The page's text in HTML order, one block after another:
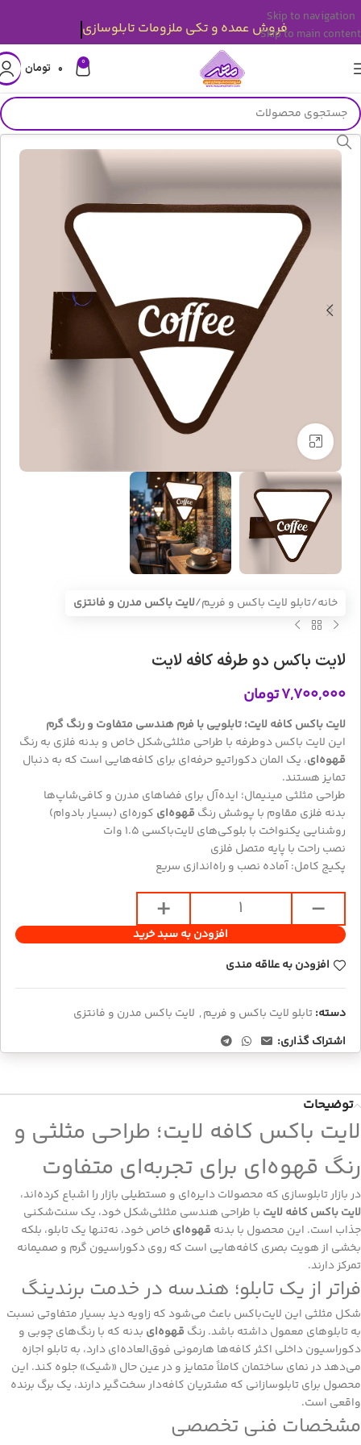
Skip to navigation
Skip to main content
0 ۰ تومان
بزرگنمایی تصویر
خانه تابلو لایت باکس و فریم لایت باکس مدرن و فانتزی
لایت باکس دو طرفه کافه لایت
۷,۷۰۰,۰۰۰تومان
لایت باکس کافه لایت؛ تابلویی با فرم هندسی متفاوت و رنگ گرم
این لایت باکس دوطرفه با طراحی مثلثی‌شکل خاص و بدنه فلزی به رنگ
قهوه‌ای، یک المان دکوراتیو حرفه‌ای برای کافه‌هایی است که به دنبال
تمایز هستند.
طراحی مثلثی مینیمال؛ ایده‌آل برای فضاهای مدرن و کافی‌شاپ‌ها
بدنه فلزی مقاوم با پوشش رنگ قهوه‌ای کوره‌ای (بسیار بادوام)
روشنایی یکنواخت با بلوکی‌های لایت‌باکسی ۱.۵ وات
نصب راحت با پایه متصل فلزی
پکیج کامل: آماده نصب و راه‌اندازی سریع
افزودن به سبد خرید
افزودن به علاقه مندی
دسته:تابلو لایت باکس و فریم, لایت باکس مدرن و فانتزی
اشتراک گذاری:
توضیحات
لایت باکس کافه لایت؛ طراحی مثلثی و
رنگ قهوه‌ای برای تجربه‌ای متفاوت
در بازار تابلوسازی که محصولات دایره‌ای و مستطیلی بازار را اشباع کرده‌اند،
لایت باکس کافه لایت با طراحی هندسی مثلثی‌شکل خود، یک سنت‌شکنی
جذاب است. این محصول با بدنه قهوه‌ایخاص خود، نه‌تنها یک تابلو، بلکه
بخشی از هویت بصری کافه‌هایی است که روی دکوراسیون گرم و صمیمانه
تمرکز دارند.
فراتر از یک تابلو؛ هندسه در خدمت برندینگ
شکل مثلثی این لایت‌باکس باعث می‌شود که زاویه دید بسیار متفاوتی نسبت
به تابلوهای معمول داشته باشد. رنگ قهوه‌ای بدنه که با رنگ‌های چوبی و
دکوراسیون داخلی اکثر کافه‌ها هارمونی فوق‌العاده‌ای دارد، به تابلو اجازه
می‌دهد در نمای ساختمان کاملاً متمایز و در عین حال «شیک» جلوه کند. این
محصول برای تابلوسازانی که مشتریان کافه‌دار سخت‌گیر دارند، یک برگ برنده
واقعی است.
مشخصات فنی تخصصی
فروش عمده و تکی ملزومات تابلوسازی